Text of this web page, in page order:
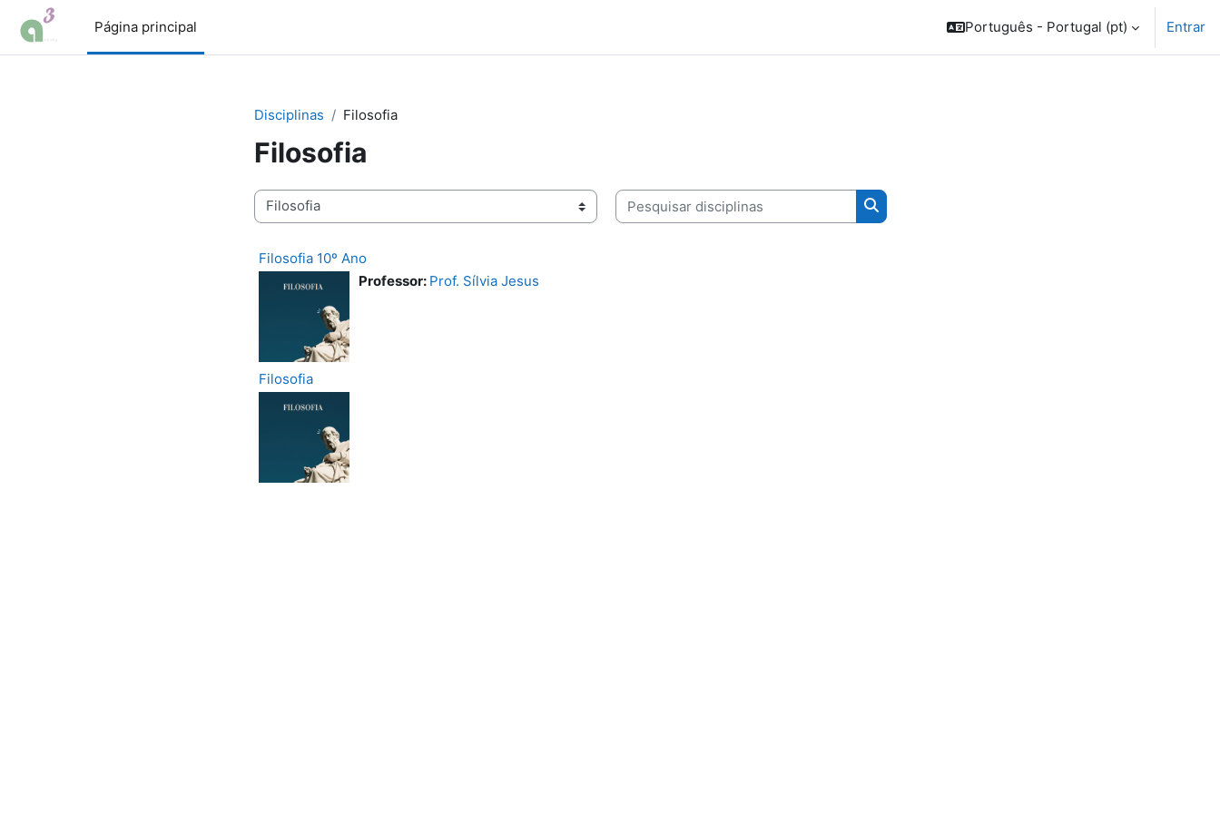
Ir para o conteúdo principal
Página principal
Português - Portugal ‎(pt)‎ Entrar
Disciplinas Filosofia
Filosofia
Categorias de disciplinas
Pesquisar disciplinas
Pesquisar disciplinas
Filosofia 10º Ano
Professor: Prof. Sílvia Jesus
Filosofia